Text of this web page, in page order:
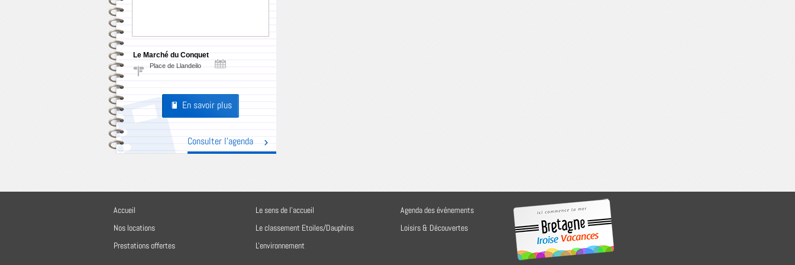
Le Marché du Conquet
Place de Llandeilo
En savoir plus
Pages
Consulter l'agenda
Accueil
Nos locations
Prestations offertes
Le sens de l'accueil
Le classement Etoiles/Dauphins
L'environnement
Agenda des événements
Loisirs & Découvertes